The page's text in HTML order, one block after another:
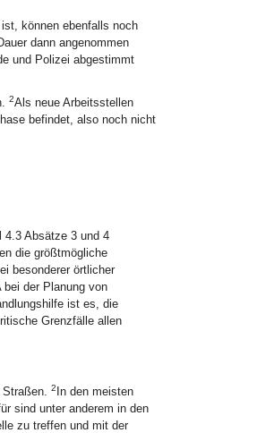
können ebenfalls noch
dann angenommen
und Polizei abgestimmt
2Als neue Arbeitsstellen
befindet, also noch nicht
4.3 Absätze 3 und 4
die größtmögliche
besonderer örtlicher
der Planung von
ist es, die
Grenzfälle allen
Straßen. 2 In den meisten
sind unter anderem in den
zu treffen und mit der